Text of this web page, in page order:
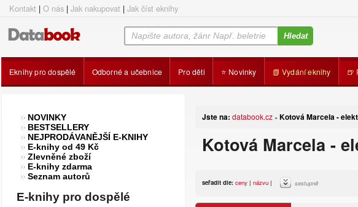
Kontakt | O nás | Jak nakupovat | Jak číst eknihy
Eknihy pro dospělé Odborné a učebnice Pro děti ⭐ Novinky 📗 Vydání eknihy 🍺
Jste na: databook.cz » Kotová Marcela -
Kotová Marcela -
seřadit dle: ceny | názvu | sestupně
NOVINKY
BESTSELLERY
NEJPRODÁVANĚJŠÍ E-KNIHY
E-knihy od 49 Kč
Zlevněné zboží
E-knihy zdarma
Seznam autorů
E-knihy pro dospělé